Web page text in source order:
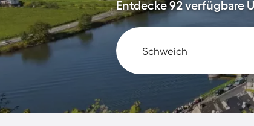
Entdecke 92 verfügbare